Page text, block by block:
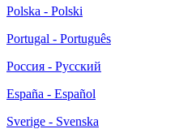
Polska - Polski
Portugal - Português
Россия - Русский
España - Español
Sverige - Svenska